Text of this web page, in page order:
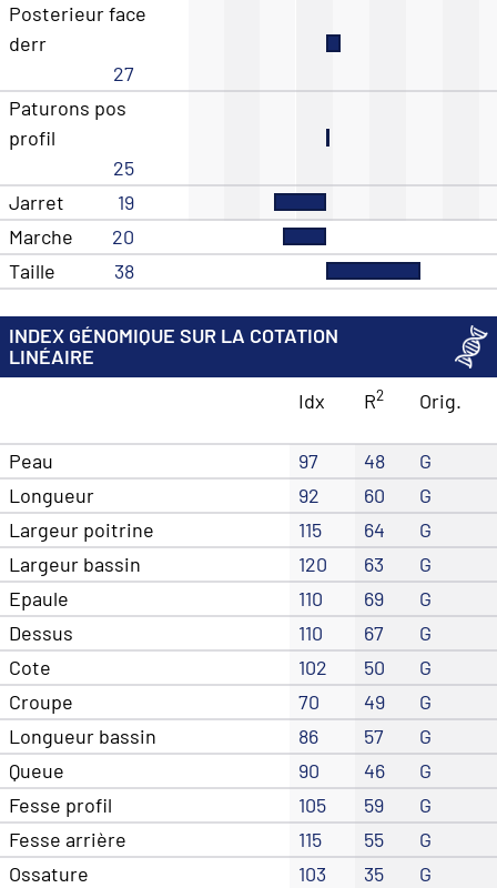
Posterieur face
derr
27
Paturons pos
profil
25
Jarret
19
Marche
20
Taille
38
INDEX GÉNOMIQUE SUR LA COTATION
LINÉAIRE
Idx
R2 Orig.
Peau 97 48
G
Longueur
92 60
G
Largeur poitrine
115 64
G
Largeur bassin
120 63
G
Epaule
110 69
G
Dessus
110 67
G
Cote
102 50
G
Croupe
70 49
G
Longueur bassin
86 57
G
Queue
90 46
G
Fesse profil
105 59
G
Fesse arrière
115 55
G
Ossature
103 35
G